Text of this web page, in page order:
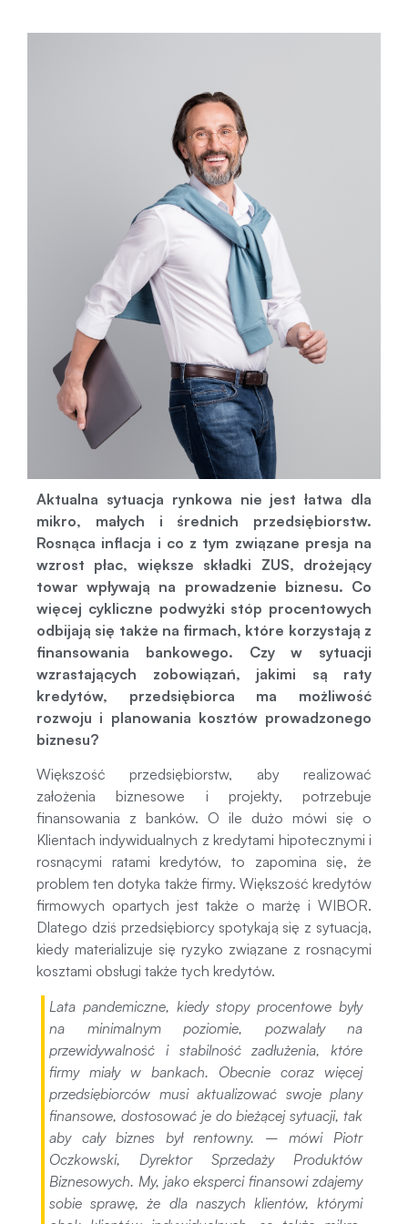
Aktualna sytuacja rynkowa nie jest łatwa dla
mikro, małych i średnich przedsiębiorstw.
Rosnąca inflacja i co z tym związane presja na
wzrost płac, większe składki ZUS, drożejący
towar wpływają na prowadzenie biznesu. Co
więcej cykliczne podwyżki stóp procentowych
odbijają się także na firmach, które korzystają z
finansowania bankowego. Czy w sytuacji
wzrastających zobowiązań, jakimi są raty
kredytów, przedsiębiorca ma możliwość
rozwoju i planowania kosztów prowadzonego
biznesu?
Większość przedsiębiorstw, aby realizować
założenia biznesowe i projekty, potrzebuje
finansowania z banków. O ile dużo mówi się o
Klientach indywidualnych z kredytami hipotecznymi i
rosnącymi ratami kredytów, to zapomina się, że
problem ten dotyka także firmy. Większość kredytów
firmowych opartych jest także o marżę i WIBOR.
Dlatego dziś przedsiębiorcy spotykają się z sytuacją,
kiedy materializuje się ryzyko związane z rosnącymi
kosztami obsługi także tych kredytów.
Lata pandemiczne, kiedy stopy procentowe były
na minimalnym poziomie, pozwalały na
przewidywalność i stabilność zadłużenia, które
firmy miały w bankach. Obecnie coraz więcej
przedsiębiorców musi aktualizować swoje plany
finansowe, dostosować je do bieżącej sytuacji, tak
aby cały biznes był rentowny. – mówi Piotr
Oczkowski, Dyrektor Sprzedaży Produktów
Biznesowych. My, jako eksperci finansowi zdajemy
sobie sprawę, że dla naszych klientów, którymi